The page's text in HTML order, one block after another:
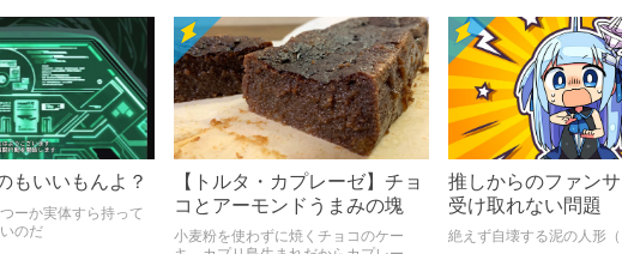
もいいもんよ？
ーか実体すら持って
のだ
【トルタ・カプレーゼ】チョ
コとアーモンドうまみの塊
小麦粉を使わずに焼くチョコのケー
推しからのファン
受け取れない問題
絶えず自壊する泥の人形